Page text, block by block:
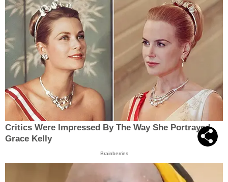
Critics Were Impressed By The Way She Portrayed
Grace Kelly
Brainberries